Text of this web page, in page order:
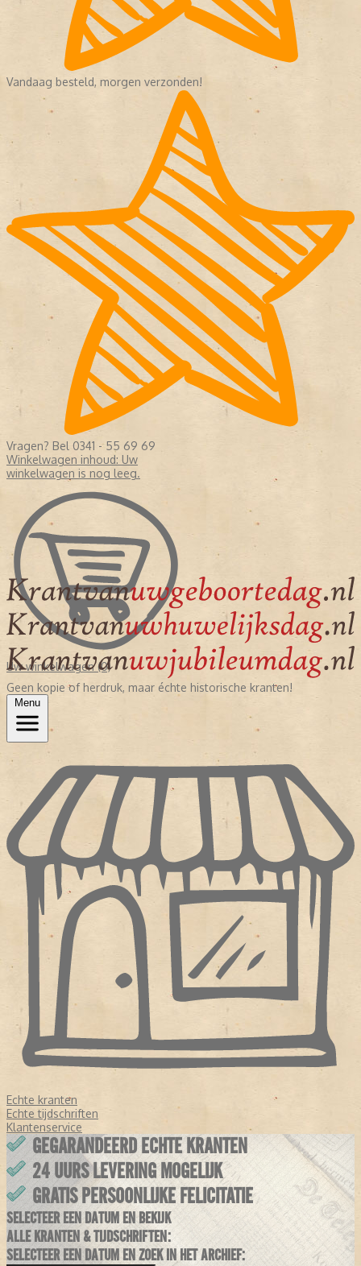
Vandaag besteld, morgen verzonden!
Vragen? Bel 0341 - 55 69 69
Winkelwagen inhoud: Uw
winkelwagen is nog leeg.
Uw winkelwagen (0)
Geen kopie of herdruk, maar échte historische kranten!
Menu
Echte kranten
Echte tijdschriften
Klantenservice
GEGARANDEERD ECHTE KRANTEN
24 UURS LEVERING MOGELIJK
GRATIS PERSOONLIJKE FELICITATIE
SELECTEER EEN DATUM EN BEKIJK
ALLE KRANTEN & TIJDSCHRIFTEN:
SELECTEER EEN DATUM EN ZOEK IN HET ARCHIEF: